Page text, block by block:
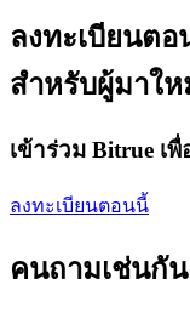
ลงทะเบียนต
สำหรับผู้มาให
เข้าร่วม Bitrue เ
ลงทะเบียนตอนนี้
คนถามเช่นกั